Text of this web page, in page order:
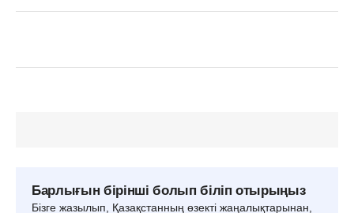
Барлығын бірінші болып біліп отырыңыз
Бізге жазылып, Қазақстанның өзекті жаңалықтарынан,